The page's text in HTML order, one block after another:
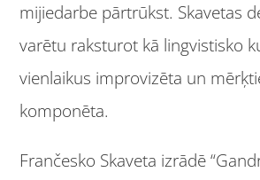
mijiedarbe pārtrūkst. Skavetas
varētu raksturot kā lingvistisko
vienlaikus improvizēta un
komponēta.
Frančesko Skaveta izrādē